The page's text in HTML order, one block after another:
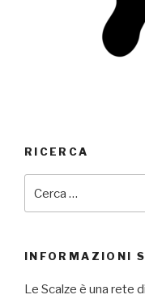
RICERCA
INFORMAZIONI
Le Scalze è una rete